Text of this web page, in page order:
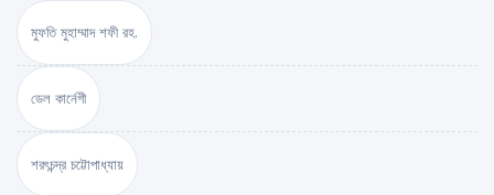
মুফতি মুহাম্মাদ শফী রহ.
ডেল কার্নেগী
শরৎচন্দ্র চট্টোপাধ্যায়